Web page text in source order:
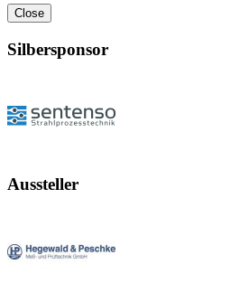
Close
Silbersponsor
Aussteller